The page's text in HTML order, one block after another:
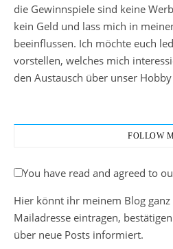
die Gewinnspiele sind keine
kein Geld und lass mich in
beeinflussen. Ich möchte euch
vorstellen, welches mich
den Austausch über unser
FOLLOW
You have read and agreed to
Hier könnt ihr meinem Blog
Mailadresse eintragen,
über neue Posts informiert.